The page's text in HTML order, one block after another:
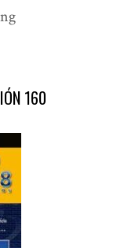
160